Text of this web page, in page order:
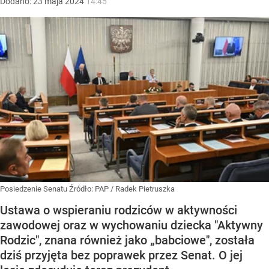
Posiedzenie Senatu Źródło: PAP / Radek Pietruszka
Ustawa o wspieraniu rodziców w aktywności
zawodowej oraz w wychowaniu dziecka "Aktywny
Rodzic", znana również jako „babciowe", została
dziś przyjęta bez poprawek przez Senat. O jej